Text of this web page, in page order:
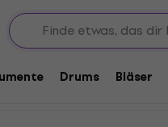
Drums Bläser